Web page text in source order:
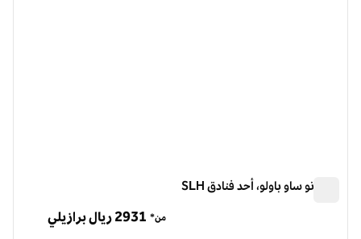
إميليانو ساو باولو، أحد فنادق SLH
من* 2931 ريال برازيلي